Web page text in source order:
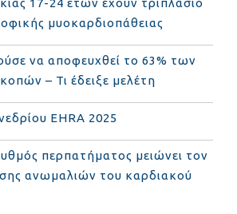
17-24 ετών έχουν τριπλάσιο
μυοκαρδιοπάθειας
να αποφευχθεί το 63% των
– Τι έδειξε μελέτη
EHRA 2025
περπατήματος μειώνει τον
ανωμαλιών του καρδιακού